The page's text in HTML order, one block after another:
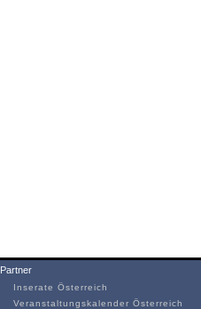
Partner
Inserate Österreich
Veranstaltungskalender Österreich